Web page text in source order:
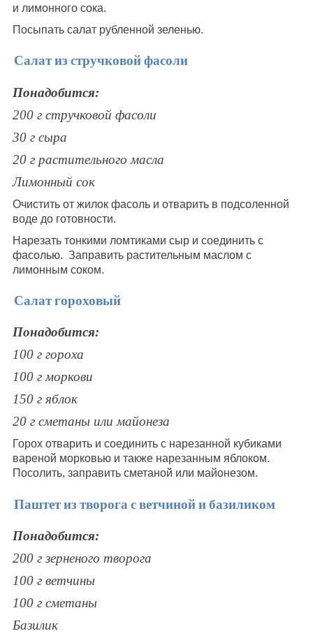
и лимонного сока.
Посыпать салат рубленной зеленью.
Салат из стручковой фасоли
Понадобится:
200 г стручковой фасоли
30 г сыра
20 г растительного масла
Лимонный сок
Очистить от жилок фасоль и отварить в подсоленной
воде до готовности.
Нарезать тонкими ломтиками сыр и соединить с
фасолью. Заправить растительным маслом с
лимонным соком.
Салат гороховый
Понадобится:
100 г гороха
100 г моркови
150 г яблок
20 г сметаны или майонеза
Горох отварить и соединить с нарезанной кубиками
вареной морковью и также нарезанным яблоком.
Посолить, заправить сметаной или майонезом.
Паштет из творога с ветчиной и базиликом
Понадобится:
200 г зерненого творога
100 г ветчины
100 г сметаны
Базилик